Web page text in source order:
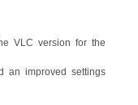
VLC version for the
an improved settings